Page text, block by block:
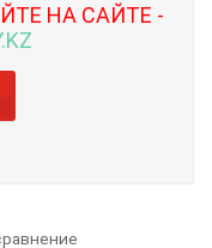
НА САЙТЕ -